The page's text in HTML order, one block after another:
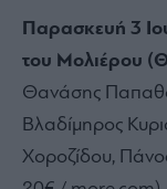
Παρασκευή 3
του Μολιέρου
Θανάσης
Βλαδίμηρος
Χοροζίδου,